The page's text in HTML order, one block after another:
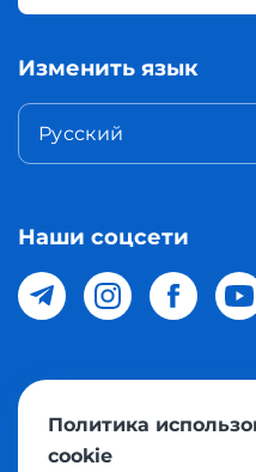
Изменить язык
Русский
Наши соцсети
© 2026 Meest Shopping
магазинов мира в
Политика
cookie